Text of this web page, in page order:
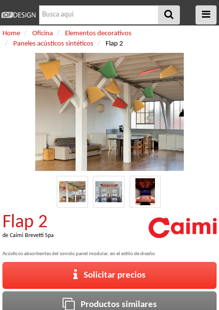
Home Oficina
Elementos decorativos
Paneles acústicos sintéticos
Flap 2
Flap 2
de Caimi Brevetti Spa
Acústicos absorbentes del sonido panel modular, en el estilo de diseño
Solicitar precios
Productos similares